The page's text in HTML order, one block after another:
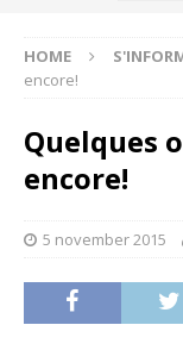
HOME
encore!
Quelques
encore!
5 november 2015